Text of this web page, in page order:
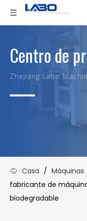
Centro de
Zhejiang Labo
Casa / Máquinas
fabricante de
biodegradable